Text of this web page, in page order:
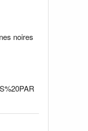
noires